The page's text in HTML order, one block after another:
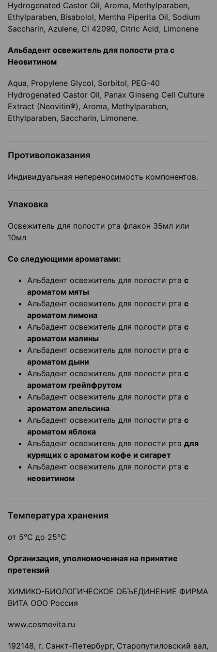
Hydrogenated Castor Oil, Aroma, Methylparaben,
Ethylparaben, Bisabolol, Mentha Piperita Oil, Sodium
Saccharin, Azulene, Cl 42090, Citric Acid, Limonene
Альбадент освежитель для полости рта с
Неовитином
Aqua, Propylene Glycol, Sorbitol, PEG-40
Hydrogenated Castor Oil, Panax Ginseng Cell Culture
Extract (Neovitin®), Aroma, Methylparaben,
Ethylparaben, Saccharin, Limonene.
Противопоказания
Индивидуальная непереносимость компонентов.
Упаковка
Освежитель для полости рта флакон 35мл или
10мл
Со следующими ароматами:
Альбадент освежитель для полости рта с
ароматом мяты
Альбадент освежитель для полости рта с
ароматом лимона
Альбадент освежитель для полости рта с
ароматом малины
Альбадент освежитель для полости рта с
ароматом дыни
Альбадент освежитель для полости рта с
ароматом грейпфрутом
Альбадент освежитель для полости рта с
ароматом апельсина
Альбадент освежитель для полости рта с
ароматом яблока
Альбадент освежитель для полости рта для
курящих с ароматом кофе и сигарет
Альбадент освежитель для полости рта с
неовитином
Температура хранения
от 5℃ до 25℃
Организация, уполномоченная на принятие
претензий
ХИМИКО-БИОЛОГИЧЕСКОЕ ОБЪЕДИНЕНИЕ ФИРМА
ВИТА ООО Россия
www.cosmevita.ru
192148, г. Санкт-Петербург, Старопутиловский вал,